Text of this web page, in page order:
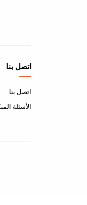
اتصل بنا
اتصل بنا
الأسئلة